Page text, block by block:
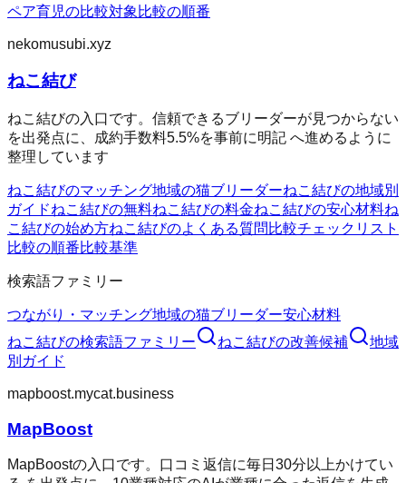
ペア育児の比較対象 比較の順番
nekomusubi.xyz
ねこ結び
ねこ結びの入口です。信頼できるブリーダーが見つからない
を出発点に、成約手数料5.5%を事前に明記 へ進めるように
整理しています
ねこ結びのマッチング地域の猫ブリーダーねこ結びの地域別
ガイドねこ結びの無料ねこ結びの料金ねこ結びの安心材料ね
こ結びの始め方ねこ結びのよくある質問 比較チェックリスト
比較の順番比較基準
検索語ファミリー
つながり・マッチング地域の猫ブリーダー安心材料
ねこ結びの検索語ファミリー ねこ結びの改善候補
地域
別ガイド
mapboost.mycat.business
MapBoost
MapBoostの入口です。口コミ返信に毎日30分以上かけてい